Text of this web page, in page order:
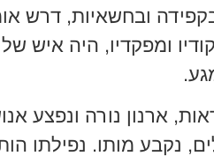
ובחשאיות, דרש
ומפקדיו, היה איש
ארנון נורה ונפצע
נקבע מותו. נפילתו